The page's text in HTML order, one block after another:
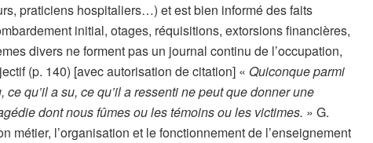
praticiens hospitaliers…) et est bien informé des faits
initial, otages, réquisitions, extorsions financières,
divers ne forment pas un journal continu de l’occupation,
(p. 140) [avec autorisation de citation] « Quiconque parmi
qu’il a su, ce qu’il a ressenti ne peut que donner une
dont nous fûmes ou les témoins ou les victimes. » G.
métier, l’organisation et le fonctionnement de l’enseignement